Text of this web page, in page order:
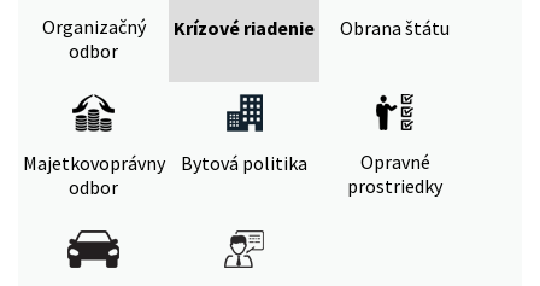
Organizačný
odbor
Krízové riadenie Obrana štátu
Majetkovoprávny
odbor
Bytová politika
Opravné
prostriedky